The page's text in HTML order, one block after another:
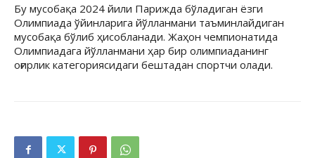
Бу мусобақа 2024 йили Парижда бўладиган ёзги
Олимпиада ўйинларига йўлланмани таъминлайдиган
мусобақа бўлиб ҳисобланади. Жаҳон чемпионатида
Олимпиадага йўлланмани ҳар бир олимпиаданинг
оғирлик категориясидаги бештадан спортчи олади.